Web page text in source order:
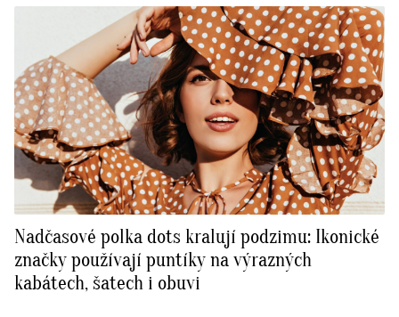
Nadčasové polka dots kralují podzimu: Ikonické
značky používají puntíky na výrazných
kabátech, šatech i obuvi